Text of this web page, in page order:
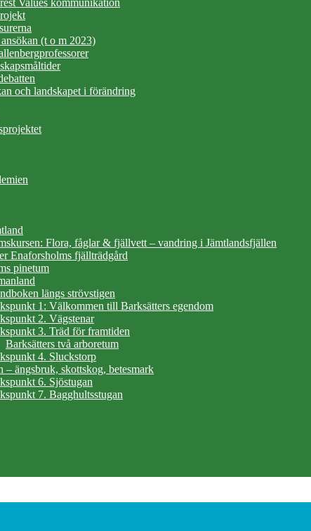
Values kommunikation
(t o m 2023)
och landskapet i förändring
Flora, fåglar & fjällvett – vandring i Jämtlandsfjällen
Enaforsholms fjällträdgård
pinetum
längs strövstigen
1: Välkommen till Barksätters egendom
2. Vägstenar
3. Träd för framtiden
Barksätters två arboretum
4. Sluckstorp
– ängsbruk, skottskog, betesmark
6. Sjöstugan
7. Bagghultsstugan